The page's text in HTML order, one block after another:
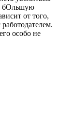
бОльшую
от того,
особо не